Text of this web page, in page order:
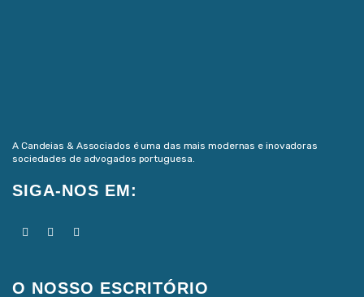
A Candeias & Associados é uma das mais modernas e inovadoras
sociedades de advogados portuguesa.
SIGA-NOS EM:
O NOSSO ESCRITÓRIO